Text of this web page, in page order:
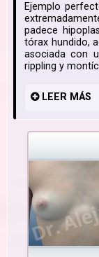
Ejemplo
padece
tórax hundido,
asociada con
rippling y
LEER MÁS